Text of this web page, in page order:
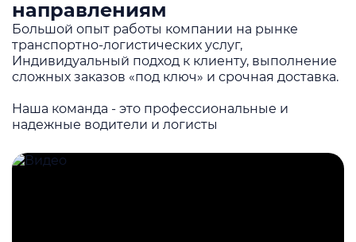
направлениям
Большой опыт работы компании на рынке
транспортно-логистических услуг,
Индивидуальный подход к клиенту, выполнение
сложных заказов «под ключ» и срочная доставка.
Наша команда - это профессиональные и
надежные водители и логисты